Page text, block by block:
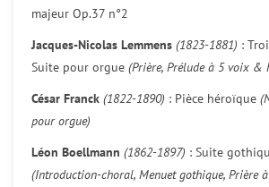
majeur Op.37 n°2
Jacques-Nicolas Lemmens (1823-1881) :
Suite pour orgue (Prière, Prélude à 5 voix &
César Franck (1822-1890) : Pièce héroïque
pour orgue)
Léon Boellmann (1862-1897) : Suite
(Introduction-choral, Menuet gothique, Prière